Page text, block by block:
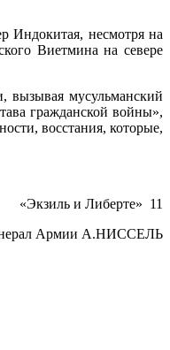
Индокитая, несмотря на
Виетмина на севе­ре
вызывая мусульманский
гражданской войны»,
восстания, которые,
«Экзиль и Либерте» 11
Армии А.НИССЕЛЬ